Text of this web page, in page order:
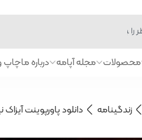
محصولات مجله آپامه درباره ماچاپ
زندگینامه دانلود پاورپوینت آیزاک